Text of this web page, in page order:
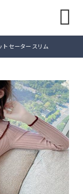

ト セーター スリム